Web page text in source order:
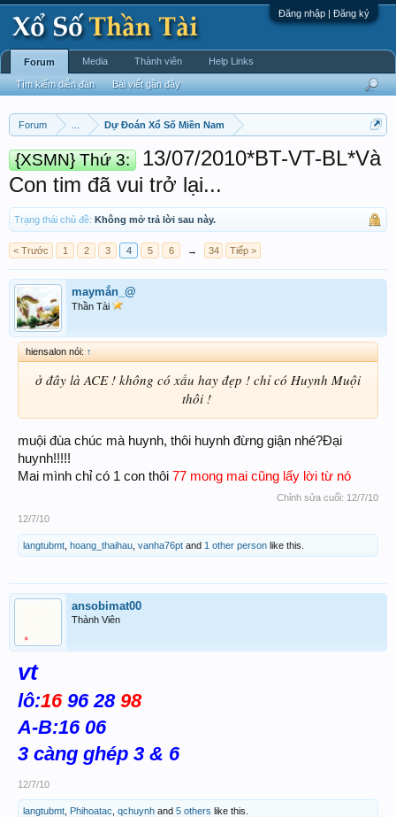
Đăng nhập | Đăng ký
Forum Dự Đoán Xổ Số Miền Nam
{XSMN} Thứ 3:
13/07/2010*BT-VT-BL*Và
Con tim đã vui trở lại...
Trạng thái chủ đề: Không mở trả lời sau này.
< Trước 1 2 3 4 5 6 → 34 Tiếp >
maymắn_@
Thần Tài
hiensalon nói: ↑
ở đây là ACE ! không có xấu hay đẹp ! chỉ có Huynh Muội
thôi !
muội đùa chúc mà huynh, thôi huynh đừng giận nhé?Đại
huynh!!!!!
Mai mình chỉ có 1 con thôi 77 mong mai cũng lấy lời từ nó
Chỉnh sửa cuối: 12/7/10
12/7/10
langtubmt hoang_thaihau vanha76pt and 1 other person like this.
ansobimat00
Thành Viên
vt
lô:1696 28 98
A-B:16 06
3 càng ghép 3 & 6
12/7/10
langtubmt Phihoatac qchuynh and 5 others like this.
Forum
Tìm kiếm diễn đàn Bài viết gần đây
Media Thành viên Help Links